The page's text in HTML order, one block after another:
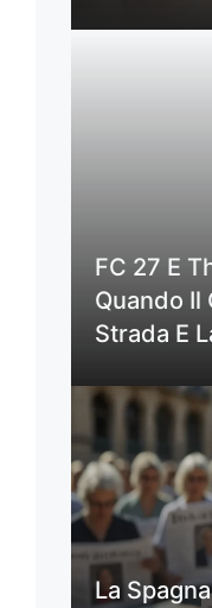
FC 27 E
Quando Il
Strada E
La